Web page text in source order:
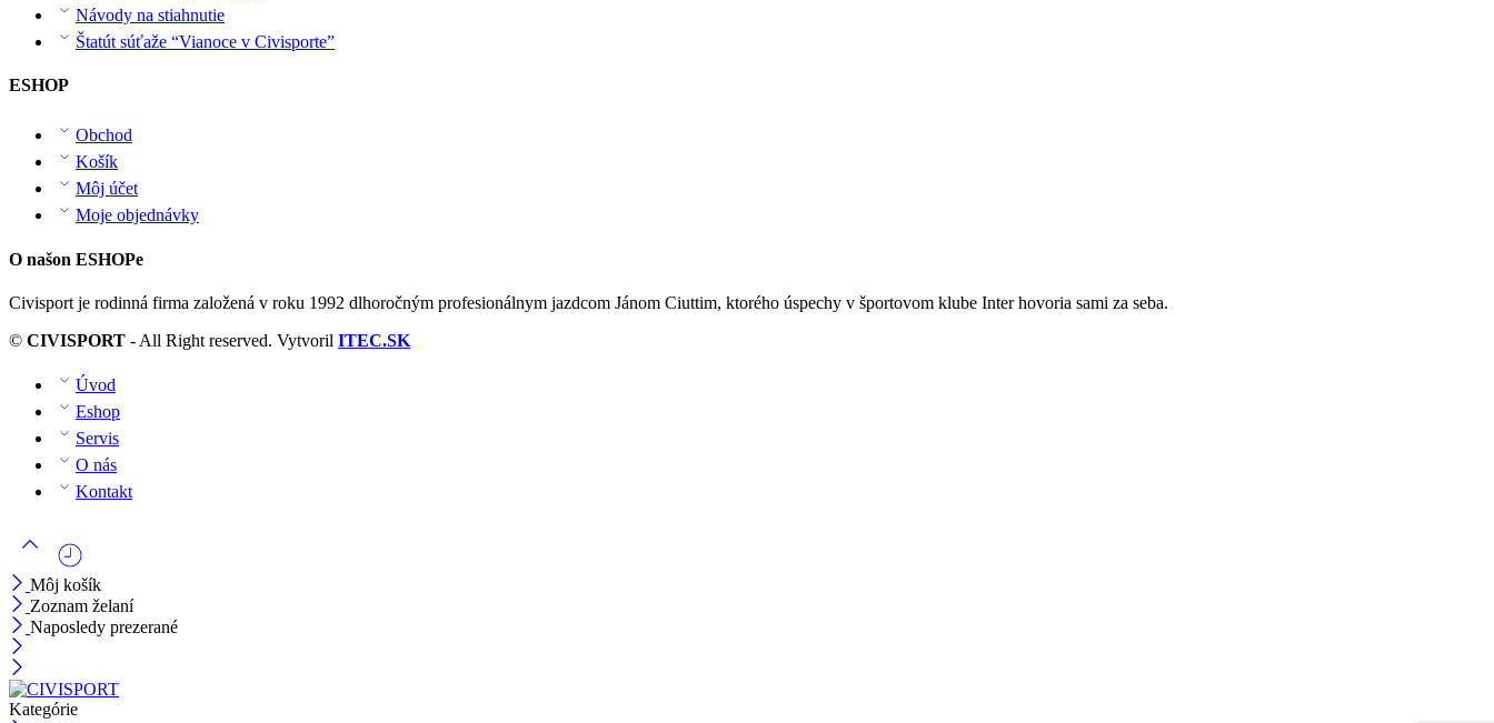
Návody na stiahnutie
Štatút súťaže “Vianoce v Civisporte”
ESHOP
Obchod
Košík
Môj účet
Moje objednávky
O našon ESHOPe
Civisport je rodinná firma založená v roku 1992 dlhoročným profesionálnym jazdcom Jánom Ciuttim, ktorého úspechy v športovom klube Inter hovoria sami za seba.
© CIVISPORT - All Right reserved. Vytvoril ITEC.SK
Úvod
Eshop
Servis
O nás
Kontakt
Môj košík
Zoznam želaní
Naposledy prezerané
Kategórie